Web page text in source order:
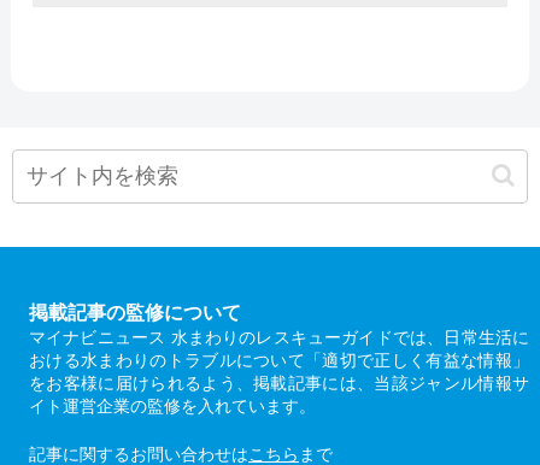
掲載記事の監修について
マイナビニュース 水まわりのレスキューガイドでは、日常生活に
おける水まわりのトラブルについて「適切で正しく有益な情報」
をお客様に届けられるよう、掲載記事には、当該ジャンル情報サ
イト運営企業の監修を入れています。
記事に関するお問い合わせはこちら まで